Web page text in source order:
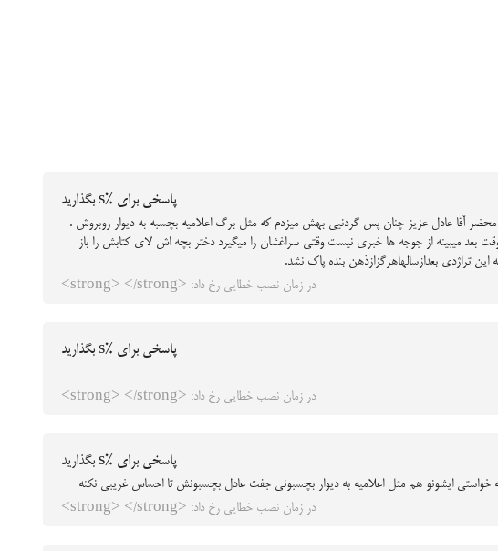
پاسخی برای %s بگذارید
محضر آقا عادل عزیز چنان پس گردنیی بهش میزدم که مثل برگ اعلامیه بچسبه به دیوار روبروش .
بعد میبینه از جوجه ها خبری نیست وقتی سراغشان را میگیرد دختر بچه اش لای کتابش را باز
تراژدی بعدازسالهاهرگزازذهن بنده پاک نشد.
در زمان نصب خطایی رخ داد: <strong> </strong>
پاسخی برای %s بگذارید
در زمان نصب خطایی رخ داد: <strong> </strong>
پاسخی برای %s بگذارید
خواستی ایشونو هم مثل اعلامیه به دیوار بچسبونی جفت عادل بچسبونش تا احساس غریبی نکنه
در زمان نصب خطایی رخ داد: <strong> </strong>